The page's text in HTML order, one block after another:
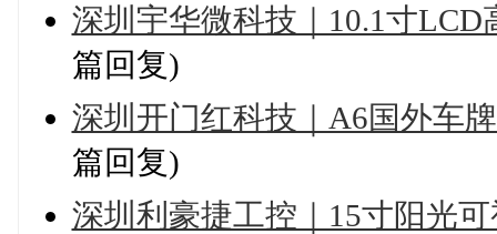
深圳宇华微科技｜10.1寸
篇回复)
深圳开门红科技｜A6国外车
篇回复)
深圳利豪捷工控｜15寸阳光